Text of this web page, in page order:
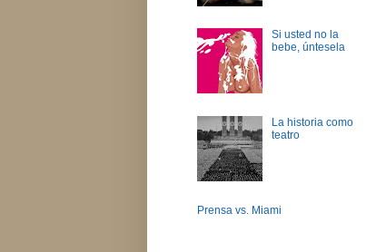
Si usted no la
bebe, úntesela
La historia como
teatro
Prensa vs. Miami